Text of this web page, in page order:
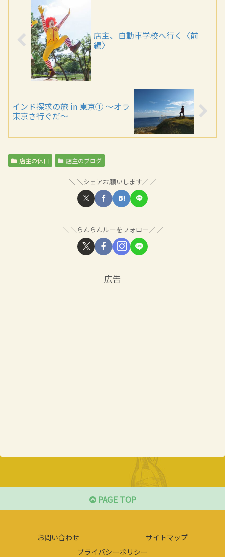
店主、自動車学校へ行く〈前
編〉
インド探求の旅 in 東京① ～オラ
東京さ行ぐだ～
店主の休日 店主のブログ
＼シェアお願いします／
＼らんらんルーをフォロー／
広告
PAGE TOP
お問い合わせ
サイトマップ
プライバシーポリシー